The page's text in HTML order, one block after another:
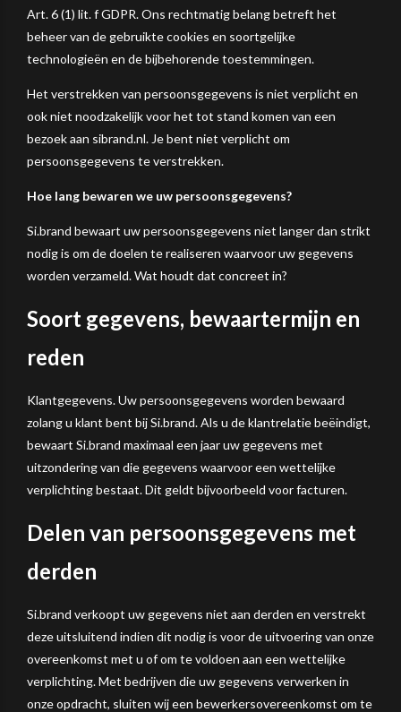
Art. 6 (1) lit. f GDPR. Ons rechtmatig belang betreft het
beheer van de gebruikte cookies en soortgelijke
technologieën en de bijbehorende toestemmingen.
Het verstrekken van persoonsgegevens is niet verplicht en
ook niet noodzakelijk voor het tot stand komen van een
bezoek aan sibrand.nl. Je bent niet verplicht om
persoonsgegevens te verstrekken.
Hoe lang bewaren we uw persoonsgegevens?
Si.brand bewaart uw persoonsgegevens niet langer dan strikt
nodig is om de doelen te realiseren waarvoor uw gegevens
worden verzameld. Wat houdt dat concreet in?
Soort gegevens, bewaartermijn en
reden
Klantgegevens. Uw persoonsgegevens worden bewaard
zolang u klant bent bij Si.brand. Als u de klantrelatie beëindigt,
bewaart Si.brand maximaal een jaar uw gegevens met
uitzondering van die gegevens waarvoor een wettelijke
verplichting bestaat. Dit geldt bijvoorbeeld voor facturen.
Delen van persoonsgegevens met
derden
Si.brand verkoopt uw gegevens niet aan derden en verstrekt
deze uitsluitend indien dit nodig is voor de uitvoering van onze
overeenkomst met u of om te voldoen aan een wettelijke
verplichting. Met bedrijven die uw gegevens verwerken in
onze opdracht, sluiten wij een bewerkersovereenkomst om te